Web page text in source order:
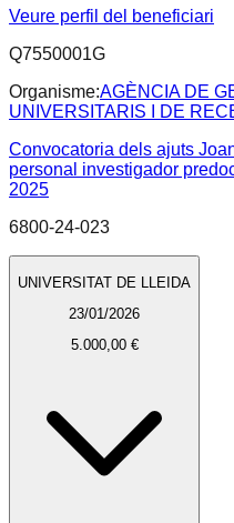
Veure perfil del beneficiari
Q7550001G
Organisme:AGÈNCIA DE
UNIVERSITARIS I DE
Convocatoria dels ajuts
personal investigador
2025
6800-24-023
UNIVERSITAT DE LLEIDA
23/01/2026
5.000,00 €